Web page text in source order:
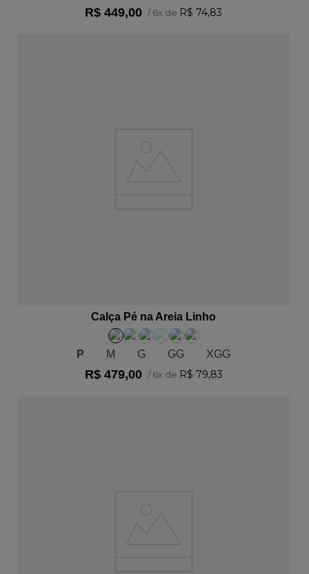
R$ 449,00 /6x de R$ 74,83
Calça Pé na Areia Linho
P M G GG XGG
R$ 479,00 /6x de R$ 79,83